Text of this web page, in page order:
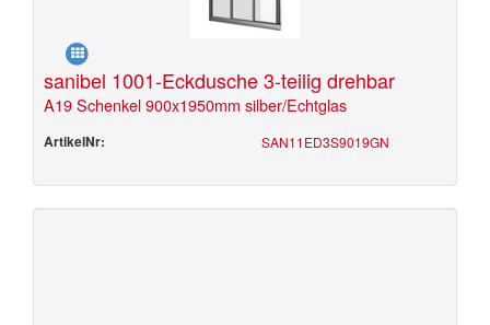
sanibel 1001-Eckdusche 3-teilig drehbar
A19 Schenkel 900x1950mm silber/Echtglas
ArtikelNr: SAN11ED3S9019GN